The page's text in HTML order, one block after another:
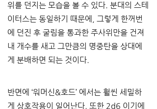
위를 던지는 모습을 볼 수 있다. 분대의 스테
이터스는 동일하기 때문에
그렇게 한꺼번
에 던진 후 굴림을 통과한 주사위만을 건져
내 개수를 새고 그만큼의 명중탄을 상대에
게 분배하면 되는 것이다.
반면에 ‘워머신&호드’ 에서는 훨씬 세밀하
게 상호작용이 일어난다. 또한 2d6 이기에